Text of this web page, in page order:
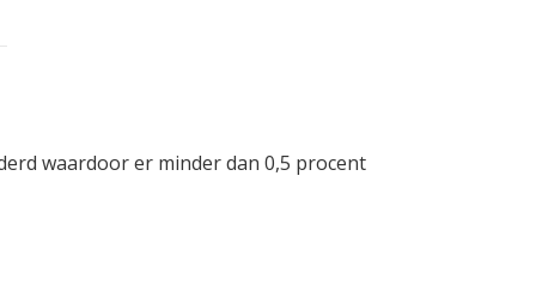
waardoor er minder dan 0,5 procent